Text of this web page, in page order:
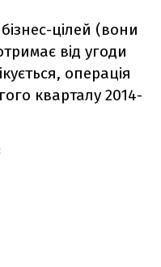
цілей (вони
від угоди
операція
кварталу 2014-